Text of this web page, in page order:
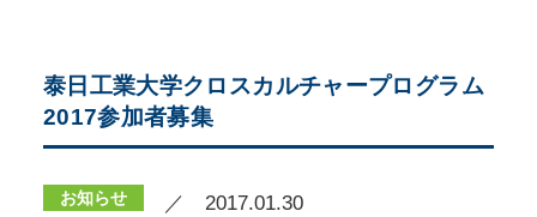
泰日工業大学クロスカルチャープログラム
2017参加者募集
お知らせ ／ 2017.01.30